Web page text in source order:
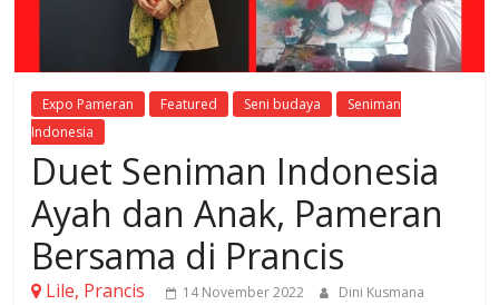
Expo Pameran Featured Seni budaya
Seniman
Indonesia
Duet Seniman Indonesia
Ayah dan Anak, Pameran
Bersama di Prancis
Lile, Prancis 14 November 2022
Dini Kusmana